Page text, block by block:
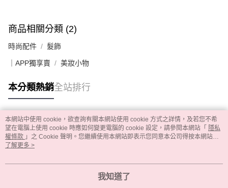
商品相關分類 (2)
時尚配件 髮飾
｜APP獨享賣 美妝小物
本分類熱銷全站排行
熱門標籤
本網站中使用 cookie，欲查詢有關本網站使用 cookie 方式之詳情，及若您不希
望在電腦上使用 cookie 時應如何變更電腦的 cookie 設定，請參閱本網站「 隱私
權條款 」之 Cookie 聲明。您繼續使用本網站即表示您同意本公司得按本網站使
用條款之 Cookie 聲明使用 cookie。
了解更多 >
我知道了